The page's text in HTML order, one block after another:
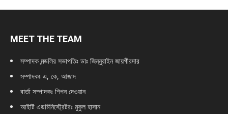
MEET THE TEAM
সম্পাদক মন্ডলির সভাপতিঃ ডাঃ জিন্নুরাইন জায়গীরদার
সম্পাদকঃ এ, কে, আজাদ
বার্তা সম্পাদকঃ শিপন দেওয়ান
আইটি এডমিনিস্ট্রেটরঃ মুকুল হাসান